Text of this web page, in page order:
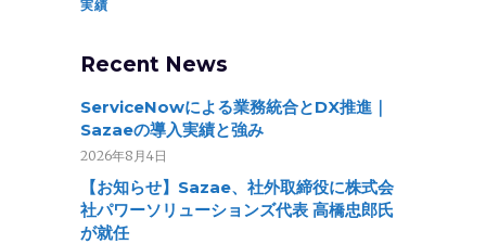
実績
Recent News
ServiceNowによる業務統合とDX推進｜
Sazaeの導入実績と強み
2026年8月4日
【お知らせ】Sazae、社外取締役に株式会
社パワーソリューションズ代表 高橋忠郎氏
が就任